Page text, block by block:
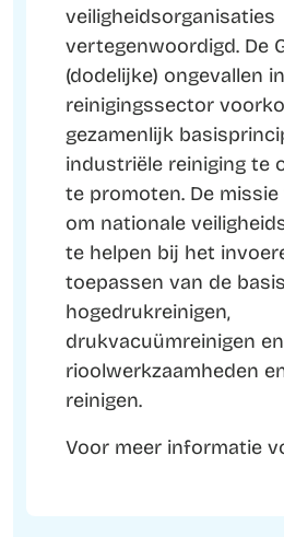
veiligheidsorganisaties
vertegenwoordigd. De
(dodelijke) ongevallen
reinigingssector
gezamenlijk
industriële reiniging te
te promoten. De missie
om nationale
te helpen bij het
toepassen van de
hogedrukreinigen,
drukvacuümreinigen en
rioolwerkzaamheden
reinigen.
Voor meer informatie